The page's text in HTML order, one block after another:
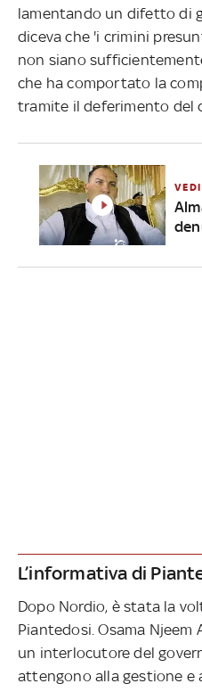
lamentando un difetto di
diceva che 'i crimini
non siano
che ha comportato la
tramite il deferimento del
L’informativa di
Dopo Nordio, è stata la
Piantedosi. Osama Njeem
un interlocutore del
attengono alla gestione e